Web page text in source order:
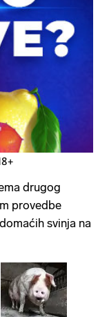
drugog
provedbe
svinja na